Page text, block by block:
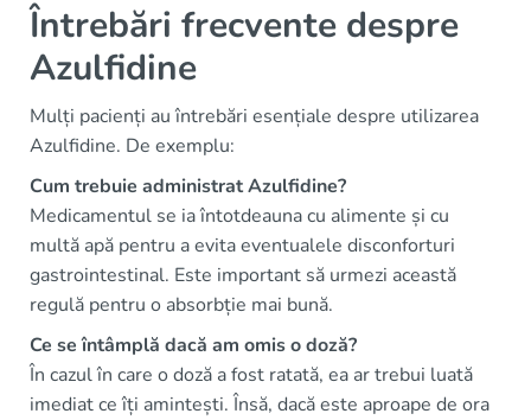
Întrebări frecvente despre
Azulfidine
Mulți pacienți au întrebări esențiale despre utilizarea
Azulfidine. De exemplu:
Cum trebuie administrat Azulfidine?
Medicamentul se ia întotdeauna cu alimente și cu
multă apă pentru a evita eventualele disconforturi
gastrointestinal. Este important să urmezi această
regulă pentru o absorbție mai bună.
Ce se întâmplă dacă am omis o doză?
În cazul în care o doză a fost ratată, ea ar trebui luată
imediat ce îți amintești. Însă, dacă este aproape de ora